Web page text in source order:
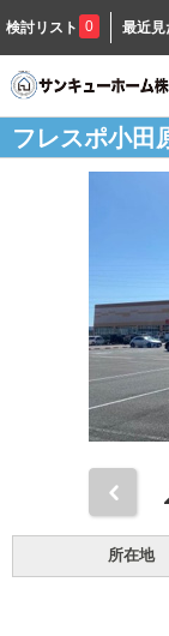
検討リスト 0 最近見
フレスポ小田
所在地